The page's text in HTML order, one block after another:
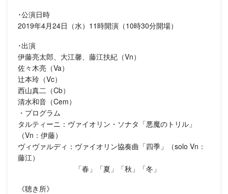
･公演日時
2019年4月24日（水）11時開演（10時30分開場）
･出演
伊藤亮太郎、大江馨、藤江扶紀（Vn）
佐々木亮（Va）
辻本玲（Vc）
西山真二（Cb）
清水和音（Cem）
・プログラム
タルティーニ：ヴァイオリン・ソナタ「悪魔のトリル」
（Vn：伊藤）
ヴィヴァルディ：ヴァイオリン協奏曲「四季」（solo Vn：
藤江）
「春」「夏」「秋」「冬」
《聴き所》